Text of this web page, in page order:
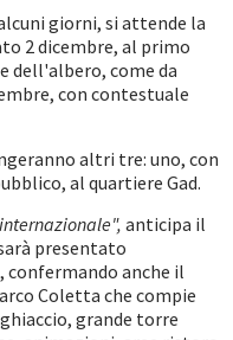
giorni, si attende la
2 dicembre, al primo
dell'albero, come da
con contestuale
altri tre: uno, con
al quartiere Gad.
anticipa il
presentato
anche il
Coletta che compie
grande torre